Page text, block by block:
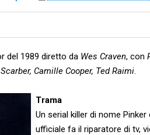
del 1989 diretto da Wes Craven, con
Camille Cooper, Ted Raimi.
Trama
Un serial killer di nome
ufficiale fa il riparatore di tv,